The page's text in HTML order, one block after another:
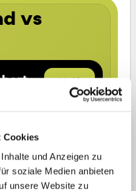
Cookies
und Anzeigen zu
soziale Medien anbieten
unsere Website zu